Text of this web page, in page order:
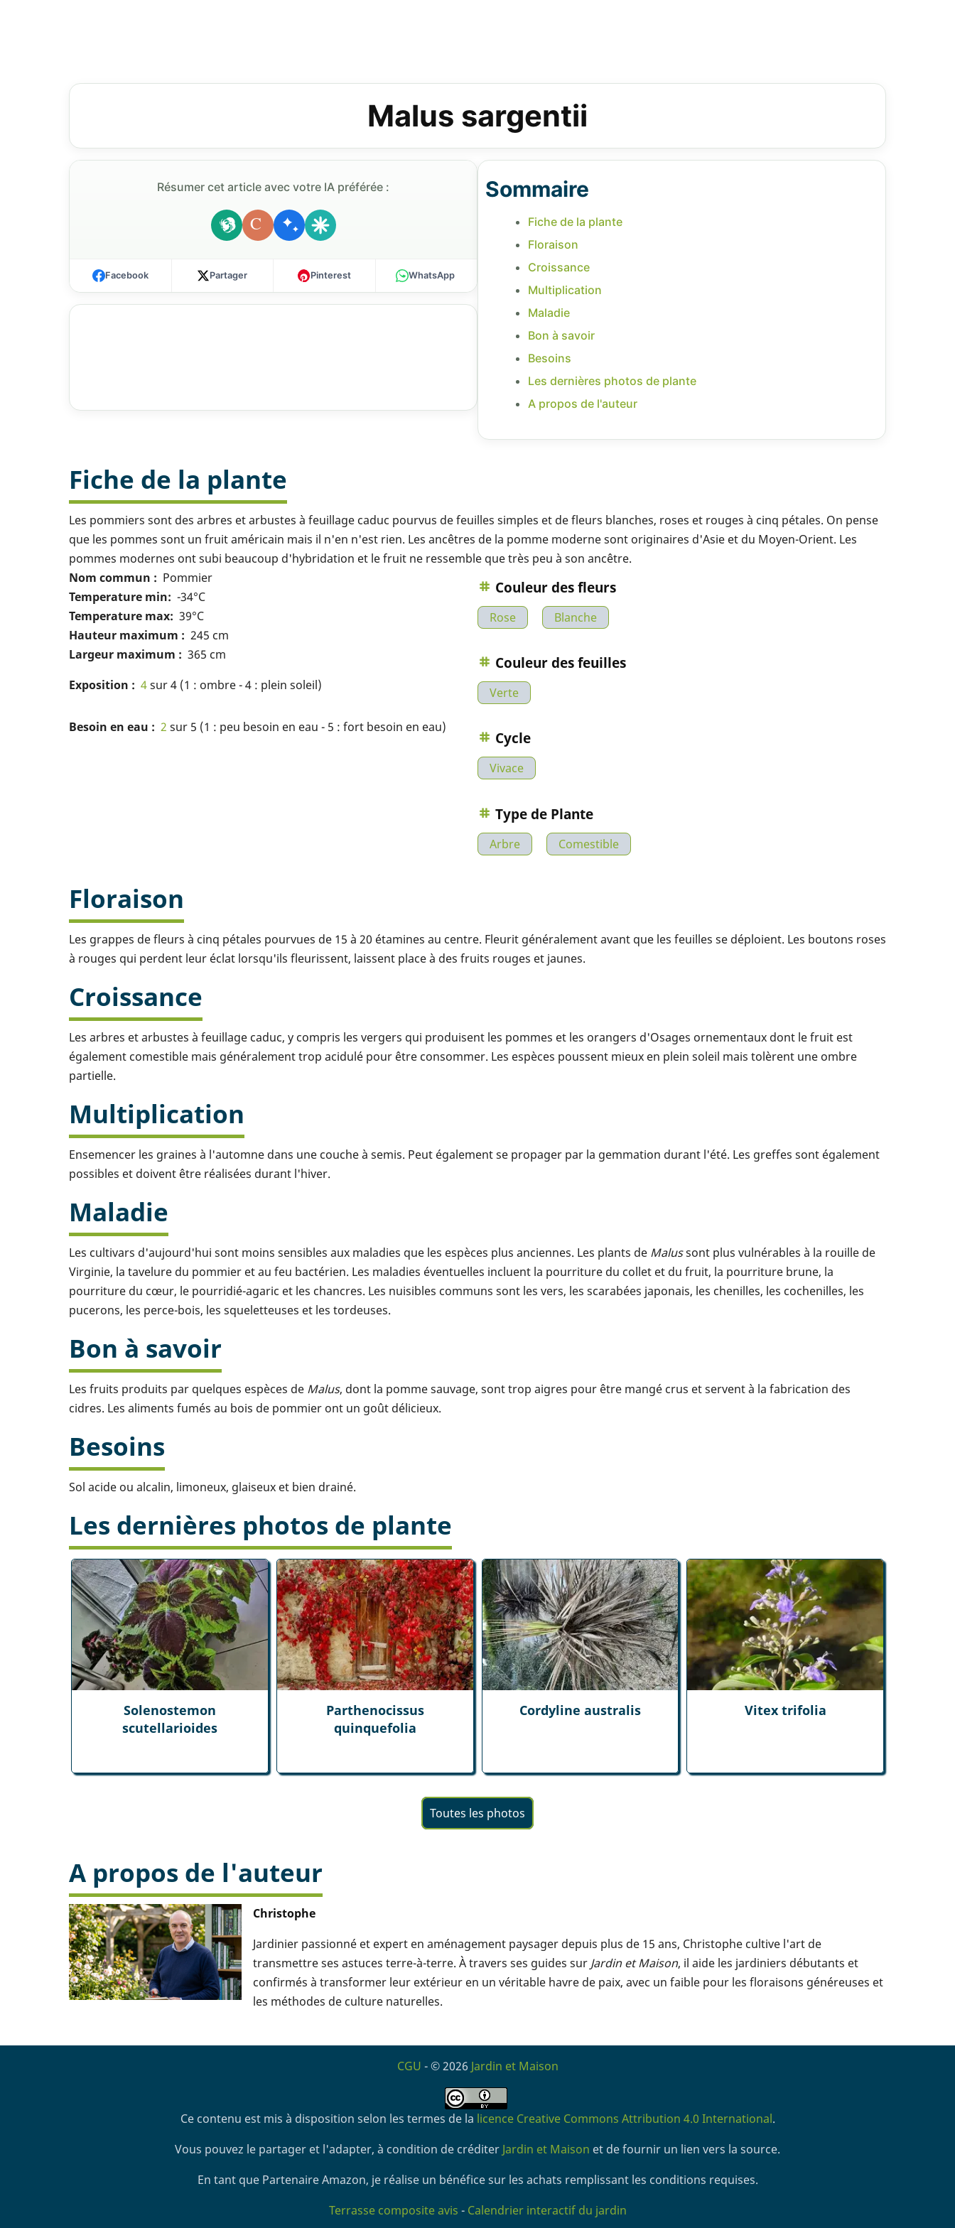
Malus sargentii
Résumer cet article avec votre IA préférée :
C
Facebook Partager Pinterest WhatsApp
Sommaire
Fiche de la plante
Floraison
Croissance
Multiplication
Maladie
Bon à savoir
Besoins
Les dernières photos de plante
A propos de l'auteur
Fiche de la plante
Les pommiers sont des arbres et arbustes à feuillage caduc pourvus de feuilles simples et de fleurs blanches, roses et rouges à cinq pétales. On pense
que les pommes sont un fruit américain mais il n'en n'est rien. Les ancêtres de la pomme moderne sont originaires d'Asie et du Moyen-Orient. Les
pommes modernes ont subi beaucoup d'hybridation et le fruit ne ressemble que très peu à son ancêtre.
Nom commun
Pommier
Temperature min
-34°C
Temperature max 39°C
Hauteur maximum
245 cm
Largeur maximum
365 cm
Exposition
4sur 4 (1 : ombre - 4 : plein soleil)
Besoin en eau 2 sur 5 (1 : peu besoin en eau - 5 : fort besoin en eau)
Couleur des fleurs
Rose Blanche
Couleur des feuilles
Verte
Cycle
Vivace
Type de Plante
Arbre Comestible
Floraison
Les grappes de fleurs à cinq pétales pourvues de 15 à 20 étamines au centre. Fleurit généralement avant que les feuilles se déploient. Les boutons roses
à rouges qui perdent leur éclat lorsqu'ils fleurissent, laissent place à des fruits rouges et jaunes.
Croissance
Les arbres et arbustes à feuillage caduc, y compris les vergers qui produisent les pommes et les orangers d'Osages ornementaux dont le fruit est
également comestible mais généralement trop acidulé pour être consommer. Les espèces poussent mieux en plein soleil mais tolèrent une ombre
partielle.
Multiplication
Ensemencer les graines à l'automne dans une couche à semis. Peut également se propager par la gemmation durant l'été. Les greffes sont également
possibles et doivent être réalisées durant l'hiver.
Maladie
Les cultivars d'aujourd'hui sont moins sensibles aux maladies que les espèces plus anciennes. Les plants de Malussont plus vulnérables à la rouille de
Virginie, la tavelure du pommier et au feu bactérien. Les maladies éventuelles incluent la pourriture du collet et du fruit, la pourriture brune, la
pourriture du cœur, le pourridié-agaric et les chancres. Les nuisibles communs sont les vers, les scarabées japonais, les chenilles, les cochenilles, les
pucerons, les perce-bois, les squeletteuses et les tordeuses.
Bon à savoir
Les fruits produits par quelques espèces de Malus, dont la pomme sauvage, sont trop aigres pour être mangé crus et servent à la fabrication des
cidres. Les aliments fumés au bois de pommier ont un goût délicieux.
Besoins
Sol acide ou alcalin, limoneux, glaiseux et bien drainé.
Les dernières photos de plante
Solenostemon
scutellarioides
Parthenocissus
quinquefolia
Cordyline australis Vitex trifolia
Toutes les photos
A propos de l'auteur
Christophe
Jardinier passionné et expert en aménagement paysager depuis plus de 15 ans, Christophe cultive l'art de
transmettre ses astuces terre-à-terre. À travers ses guides sur Jardin et Maison, il aide les jardiniers débutants et
confirmés à transformer leur extérieur en un véritable havre de paix, avec un faible pour les floraisons généreuses et
les méthodes de culture naturelles.
CGU - © 2026 Jardin et Maison
Ce contenu est mis à disposition selon les termes de la licence Creative Commons Attribution 4.0 International.
Vous pouvez le partager et l'adapter, à condition de créditer Jardin et Maison et de fournir un lien vers la source.
En tant que Partenaire Amazon, je réalise un bénéfice sur les achats remplissant les conditions requises.
Terrasse composite avis - Calendrier interactif du jardin